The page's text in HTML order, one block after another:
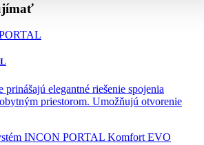
elegantné riešenie spojenia
priestorom. Umožňujú otvorenie